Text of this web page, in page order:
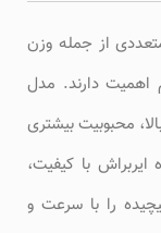
از جمله وزن
دارند. مدل
محبوبیت بیشتری
ایربراش با کیفیت،
را با سرعت و